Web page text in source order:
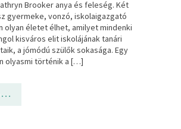
Brooker anya és feleség. Két
gyermeke, vonzó, iskolaigazgató
olyan életet élhet, amilyet mindenki
kisváros elit iskolájának tanári
a jómódú szülők sokasága. Egy
olyasmi történik a […]